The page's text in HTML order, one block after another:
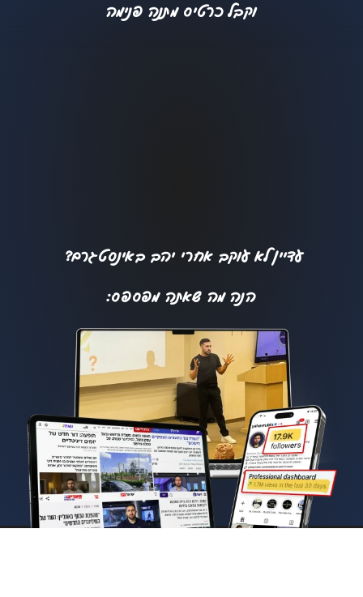
וקבל כרטיס מתנה פנימה
עדיין לא עוקב אחרי יהב באינסטגרם?
הנה מה שאתה מפספס: